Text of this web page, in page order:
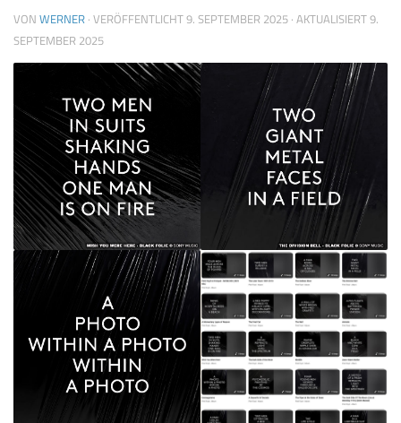
VON WERNER · VERÖFFENTLICHT9. SEPTEMBER 2025 · AKTUALISIERT9.
SEPTEMBER 2025